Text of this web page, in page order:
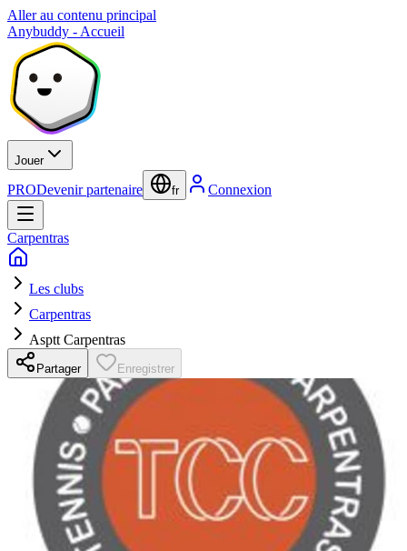
Aller au contenu principal
Anybuddy - Accueil
Jouer
PRODevenir partenaire fr Connexion
Carpentras
Les clubs
Carpentras
Asptt Carpentras
Partager Enregistrer